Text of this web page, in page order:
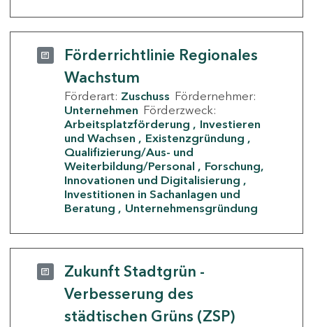
Förderrichtlinie Regionales
Wachstum
Förderart: Zuschuss Fördernehmer:
Unternehmen Förderzweck:
Arbeitsplatzförderung
Investieren
und Wachsen
Existenzgründung
Qualifizierung/Aus- und
Weiterbildung/Personal
Forschung,
Innovationen und Digitalisierung
Investitionen in Sachanlagen und
Beratung
Unternehmensgründung
Zukunft Stadtgrün -
Verbesserung des
städtischen Grüns (ZSP)